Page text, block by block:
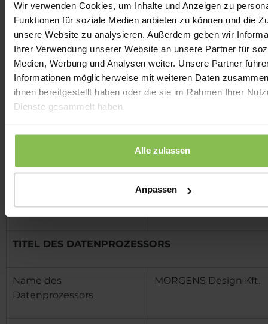
Wir verwenden Cookies, um Inhalte und Anzeigen zu
Funktionen für soziale Medien anbieten zu können und die
unsere Website zu analysieren. Außerdem geben wir
Ihrer Verwendung unserer Website an unsere Partner für
Medien, Werbung und Analysen weiter. Unsere Partner
Informationen möglicherweise mit weiteren Daten
ihnen bereitgestellt haben oder die sie im Rahmen Ihrer
Dienste gesammelt haben.
Alle zulassen
Anpassen
Notwendigkeit von
persönlichen Daten, die
von der betroffenen
Person zur Verfügung
gestellt werden
die Durchführung der
Online-Ausschreibung,
von der interessierten
Partei eingeleitet
die Durchführung
nachfolgenden Online-
Buchungsprozesses
erfordert die Verwendung
von Datenprozessoren
TITEL DES DATENPROZESSORS
Name des
Datenprozessors
MORGENS Design Kft.